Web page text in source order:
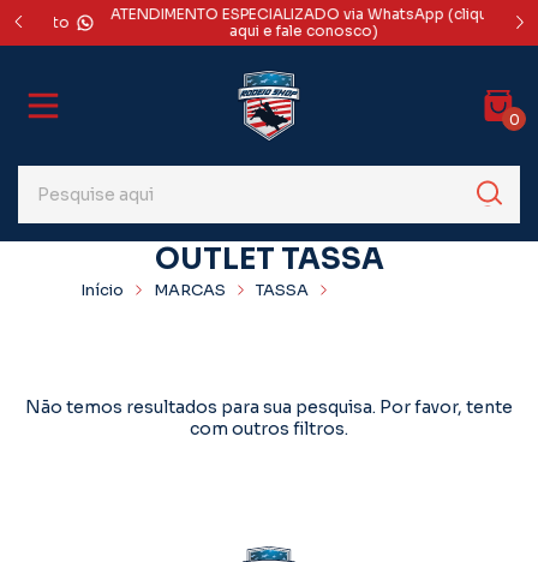
ATENDIMENTO ESPECIALIZADO via WhatsApp (clique
aqui e fale conosco)
0
OUTLET TASSA
Início MARCAS TASSA
Não temos resultados para sua pesquisa. Por favor, tente
com outros filtros.